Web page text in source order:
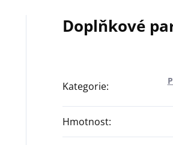
Doplňkové
Kategorie:
Hmotnost: